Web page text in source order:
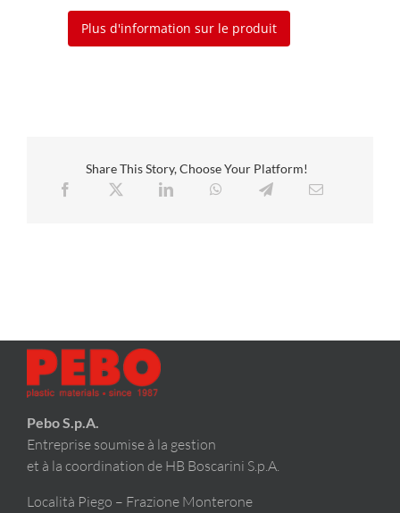
Plus d'information sur le produit
Share This Story, Choose Your Platform!
Pebo S.p.A.
Entreprise soumise à la gestion
et à la coordination de HB Boscarini S.p.A.
Località Piego – Frazione Monterone